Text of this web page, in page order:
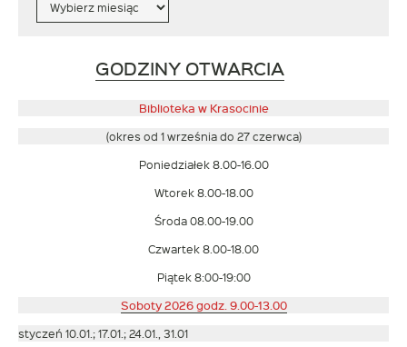
GODZINY OTWARCIA
otwiera
w
nowym
Biblioteka w Krasocinie
(okres od 1 września do 27 czerwca)
Poniedziałek 8.00-16.00
Wtorek 8.00-18.00
Środa 08.00-19.00
Czwartek 8.00-18.00
Piątek 8:00-19:00
Soboty 2026 godz. 9.00-13.00
styczeń 10.01.; 17.01.; 24.01., 31.01